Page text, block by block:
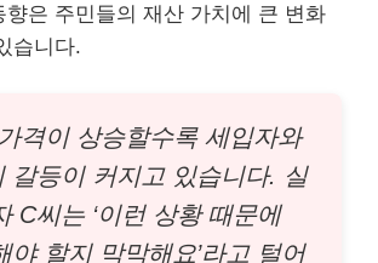
향은 주민들의 재산 가치에 큰 변화
습니다.
격이 상승할수록 세입자와
갈등이 커지고 있습니다. 실
C씨는 ‘이런 상황 때문에
야 할지 막막해요’라고 털어